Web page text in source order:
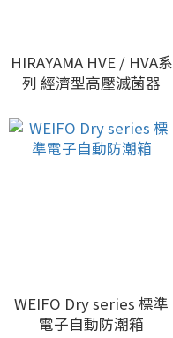
HIRAYAMA HVE / HVA系
列 經濟型高壓滅菌器
WEIFO Dry series 標準
電子自動防潮箱